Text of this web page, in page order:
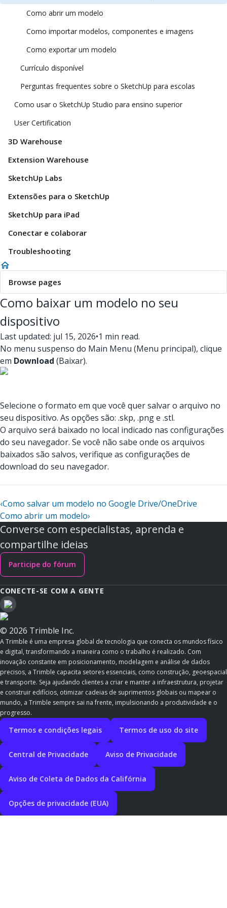
Como abrir um modelo
Como importar modelos, componentes e imagens
Como exportar um modelo
Currículo disponível
Perguntas frequentes sobre o SketchUp para escolas
Como usar o SketchUp Studio para ensino superior
User Certification
3D Warehouse
Extension Warehouse
SketchUp Labs
Extensões para o SketchUp
SketchUp para iPad
Conectar e colaborar
Troubleshooting
Browse pages
Como baixar um modelo no seu
dispositivo
Last updated: jul 15, 2026•1 min read.
No menu suspenso do Main Menu (Menu principal), clique
em Download (Baixar).
Selecione o formato em que você quer salvar o arquivo no
seu dispositivo. As opções são: .skp, .png e .stl.
O arquivo será baixado no local indicado nas configurações
do seu navegador. Se você não sabe onde os arquivos
baixados são salvos, verifique as configurações de
download do seu navegador.
‹Como salvar um modelo no Google Drive/OneDrive
Como abrir um modelo›
Converse com especialistas, aprenda e
compartilhe ideias
Participe do fórum
CONECTE-SE COM A GENTE
© 2026 Trimble Inc.
A Trimble é uma empresa global de tecnologia que conecta os mundos físico
e digital, transformando a maneira como o trabalho é realizado. Com
inovação constante em posicionamento, modelagem e análise de dados
precisos, a Trimble capacita setores essenciais, como construção, geoespacial
e transporte. Seja ajudando clientes a criar e manter a infraestrutura, projetar
e construir edifícios, otimizar cadeias de suprimentos globais ou mapear o
mundo, a Trimble sempre sai na frente, impulsionando a produtividade e o
progresso.
Termos e condições legais Termos de uso do site
Central de Privacidade Aviso de Privacidade
Aviso de Coleta de Dados da Califórnia
Opções de privacidade (EUA)